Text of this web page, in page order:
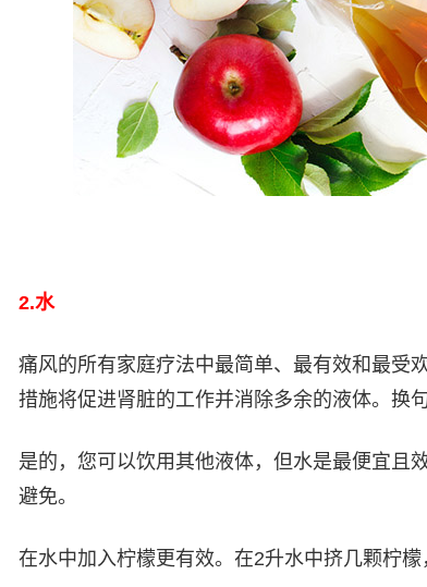
2.水
痛风的所有家庭疗法中最简单、最有效和最受
措施将促进肾脏的工作并消除多余的液体。换
是的，您可以饮用其他液体，但水是最便宜且
避免。
在水中加入柠檬更有效。在2升水中挤几颗柠